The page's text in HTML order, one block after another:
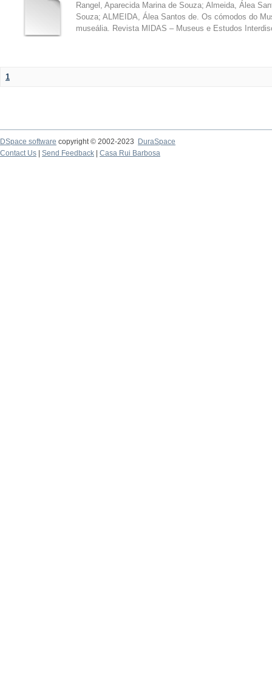
Rangel, Aparecida Marina de Souza; Almeida, Álea
Souza; ALMEIDA, Álea Santos de. Os cómodos do
museália. Revista MIDAS – Museus e Estudos
1
DSpace software copyright © 2002-2023
DuraSpace
Contact Us
Send Feedback Casa Rui Barbosa